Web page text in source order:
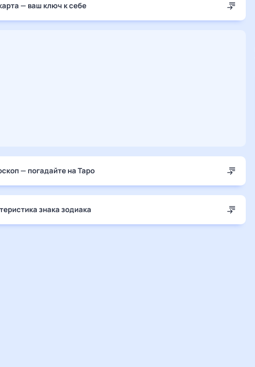
— ваш ключ к себе
— погадайте на Таро
знака зодиака